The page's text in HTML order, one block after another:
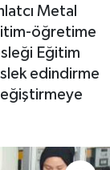
Metal
öğretime
Eğitim
edindirme